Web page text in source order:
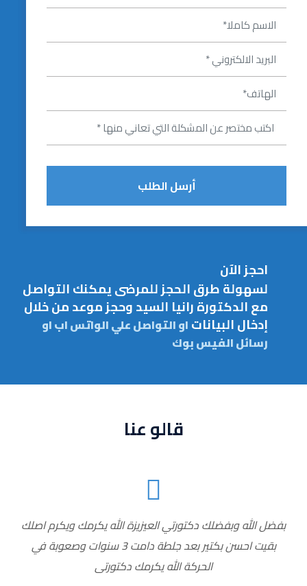
أرسل الطلب
احجز الآن
لسهولة طرق الحجز للمرضىيمكنك التواصل
مع الدكتورة رانيا السيد وحجز موعد من خلال
إدخال البيانات او التواصل علي الواتس اب او
رسائل الفيس بوك
قالو عنا
بفضل الله وبفضلك دكتورتي العيزيزة الله يكرمك ويكرم اصلك
بقيت احسن بكتير بعد جلطة دامت 3 سنوات وصعوبة في
الحركة الله يكرمك دكتورتى